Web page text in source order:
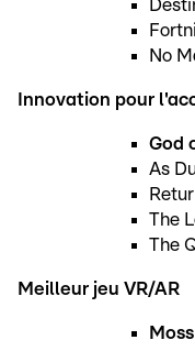
No
Innovation pour
God
As
The
The
Meilleur jeu VR/AR